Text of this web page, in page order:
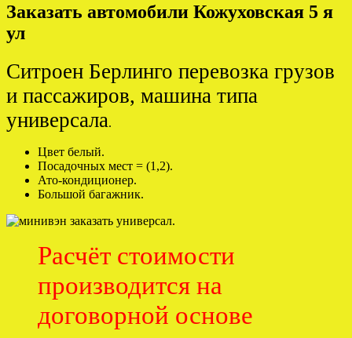
Заказать автомобили Кожуховская 5 я
ул
Ситроен Берлинго перевозка грузов
и пассажиров, машина типа
универсала.
Цвет белый.
Посадочных мест = (1,2).
Ато-кондиционер.
Большой багажник.
Расчёт стоимости
производится на
договорной основе